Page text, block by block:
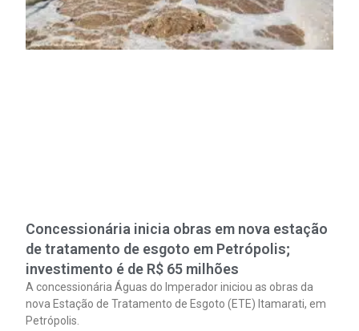
Concessionária inicia obras em nova estação
de tratamento de esgoto em Petrópolis;
investimento é de R$ 65 milhões
A concessionária Águas do Imperador iniciou as obras da
nova Estação de Tratamento de Esgoto (ETE) Itamarati, em
Petrópolis.